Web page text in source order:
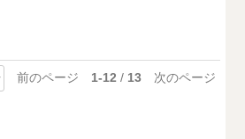
前のページ 1-12 / 13 次のページ